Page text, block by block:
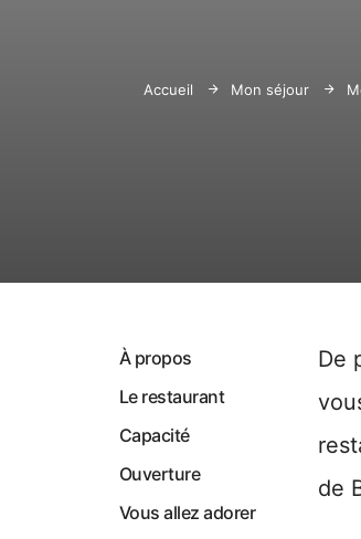
Accueil Mon séjour
À propos
Le restaurant
Capacité
Ouverture
Vous allez adorer
De
de